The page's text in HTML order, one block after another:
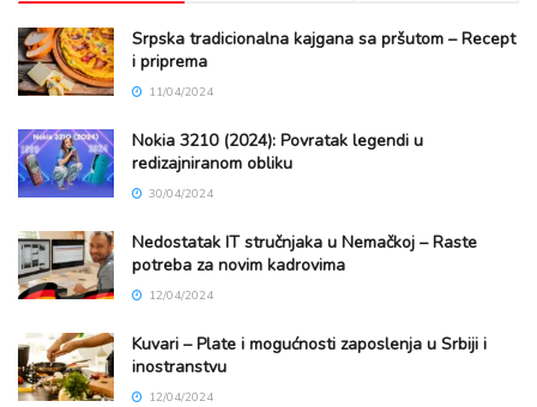
Srpska tradicionalna kajgana sa pršutom – Recept
i priprema
11/04/2024
Nokia 3210 (2024): Povratak legendi u
redizajniranom obliku
30/04/2024
Nedostatak IT stručnjaka u Nemačkoj – Raste
potreba za novim kadrovima
12/04/2024
Kuvari – Plate i mogućnosti zaposlenja u Srbiji i
inostranstvu
12/04/2024